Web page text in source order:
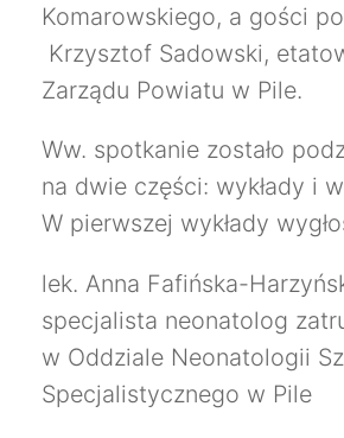
Komarowskiego, a gości
Krzysztof Sadowski,
Zarządu Powiatu w Pile.
Ww. spotkanie zostało
na dwie części: wykłady i
W pierwszej wykłady
lek. Anna Fafińska-
specjalista neonatolog
w Oddziale Neonatologii
Specjalistycznego w Pile